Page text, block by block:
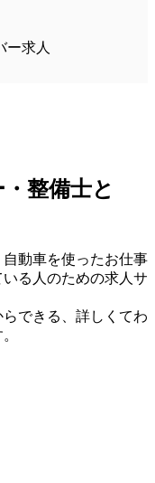
ー求人
整備士と
動車を使ったお仕事
る人のための求人サ
できる、詳しくてわ